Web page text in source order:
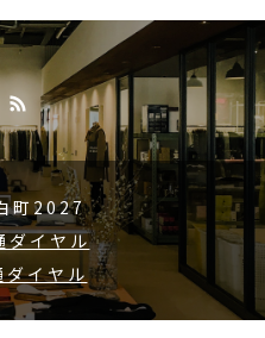
町2027
ダイヤル
イヤル